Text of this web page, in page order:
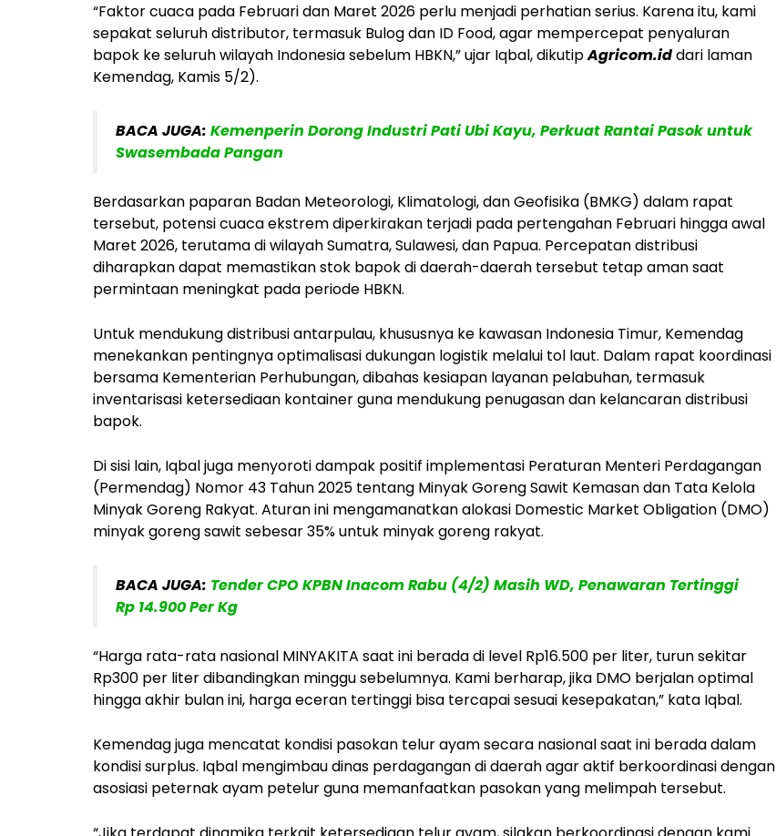
“Faktor cuaca pada Februari dan Maret 2026 perlu menjadi perhatian serius. Karena itu, kami
sepakat seluruh distributor, termasuk Bulog dan ID Food, agar mempercepat penyaluran
bapok ke seluruh wilayah Indonesia sebelum HBKN,” ujar Iqbal, dikutipAgricom.iddari laman
Kemendag, Kamis 5/2).
BACA JUGA: Kemenperin Dorong Industri Pati Ubi Kayu, Perkuat Rantai Pasok untuk
Swasembada Pangan
Berdasarkan paparan Badan Meteorologi, Klimatologi, dan Geofisika (BMKG) dalam rapat
tersebut, potensi cuaca ekstrem diperkirakan terjadi pada pertengahan Februari hingga awal
Maret 2026, terutama di wilayah Sumatra, Sulawesi, dan Papua. Percepatan distribusi
diharapkan dapat memastikan stok bapok di daerah-daerah tersebut tetap aman saat
permintaan meningkat pada periode HBKN.
Untuk mendukung distribusi antarpulau, khususnya ke kawasan Indonesia Timur, Kemendag
menekankan pentingnya optimalisasi dukungan logistik melalui tol laut. Dalam rapat koordinasi
bersama Kementerian Perhubungan, dibahas kesiapan layanan pelabuhan, termasuk
inventarisasi ketersediaan kontainer guna mendukung penugasan dan kelancaran distribusi
bapok.
Di sisi lain, Iqbal juga menyoroti dampak positif implementasi Peraturan Menteri Perdagangan
(Permendag) Nomor 43 Tahun 2025 tentang Minyak Goreng Sawit Kemasan dan Tata Kelola
Minyak Goreng Rakyat. Aturan ini mengamanatkan alokasi Domestic Market Obligation (DMO)
minyak goreng sawit sebesar 35% untuk minyak goreng rakyat.
BACA JUGA: Tender CPO KPBN Inacom Rabu (4/2) Masih WD, Penawaran Tertinggi
Rp 14.900 Per Kg
“Harga rata-rata nasional MINYAKITA saat ini berada di level Rp16.500 per liter, turun sekitar
Rp300 per liter dibandingkan minggu sebelumnya. Kami berharap, jika DMO berjalan optimal
hingga akhir bulan ini, harga eceran tertinggi bisa tercapai sesuai kesepakatan,” kata Iqbal.
Kemendag juga mencatat kondisi pasokan telur ayam secara nasional saat ini berada dalam
kondisi surplus. Iqbal mengimbau dinas perdagangan di daerah agar aktif berkoordinasi dengan
asosiasi peternak ayam petelur guna memanfaatkan pasokan yang melimpah tersebut.